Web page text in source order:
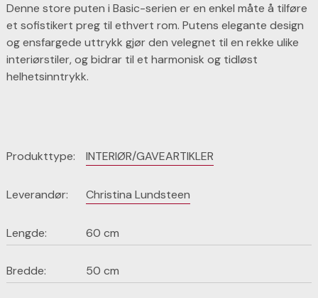
Denne store puten i Basic-serien er en enkel måte å tilføre
et sofistikert preg til ethvert rom. Putens elegante design
og ensfargede uttrykk gjør den velegnet til en rekke ulike
interiørstiler, og bidrar til et harmonisk og tidløst
helhetsinntrykk.
Produkttype: INTERIØR/GAVEARTIKLER
Leverandør: Christina Lundsteen
Lengde: 60 cm
Bredde: 50 cm